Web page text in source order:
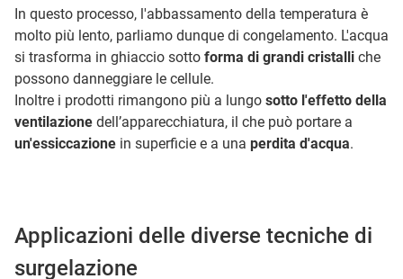
In questo processo, l'abbassamento della temperatura è
molto più lento, parliamo dunque di congelamento. L'acqua
si trasforma in ghiaccio sotto forma di grandi cristalli che
possono danneggiare le cellule.
Inoltre i prodotti rimangono più a lungo sotto l'effetto della
ventilazione dell’apparecchiatura, il che può portare a
un'essiccazione in superficie e a una perdita d'acqua.
Applicazioni delle diverse tecniche di
surgelazione